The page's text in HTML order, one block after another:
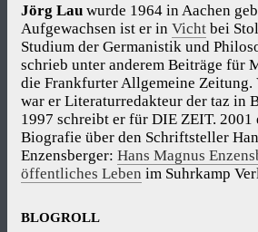
Jörg Lau wurde 1964 in Aachen
Aufgewachsen ist er in Vicht bei
Studium der Germanistik und
schrieb unter anderem Beiträge für
die Frankfurter Allgemeine Zeitung.
war er Literaturredakteur der taz in
1997 schreibt er für DIE ZEIT. 2001
Biografie über den Schriftsteller
Enzensberger: Hans Magnus
öffentliches Leben im Suhrkamp
BLOGROLL